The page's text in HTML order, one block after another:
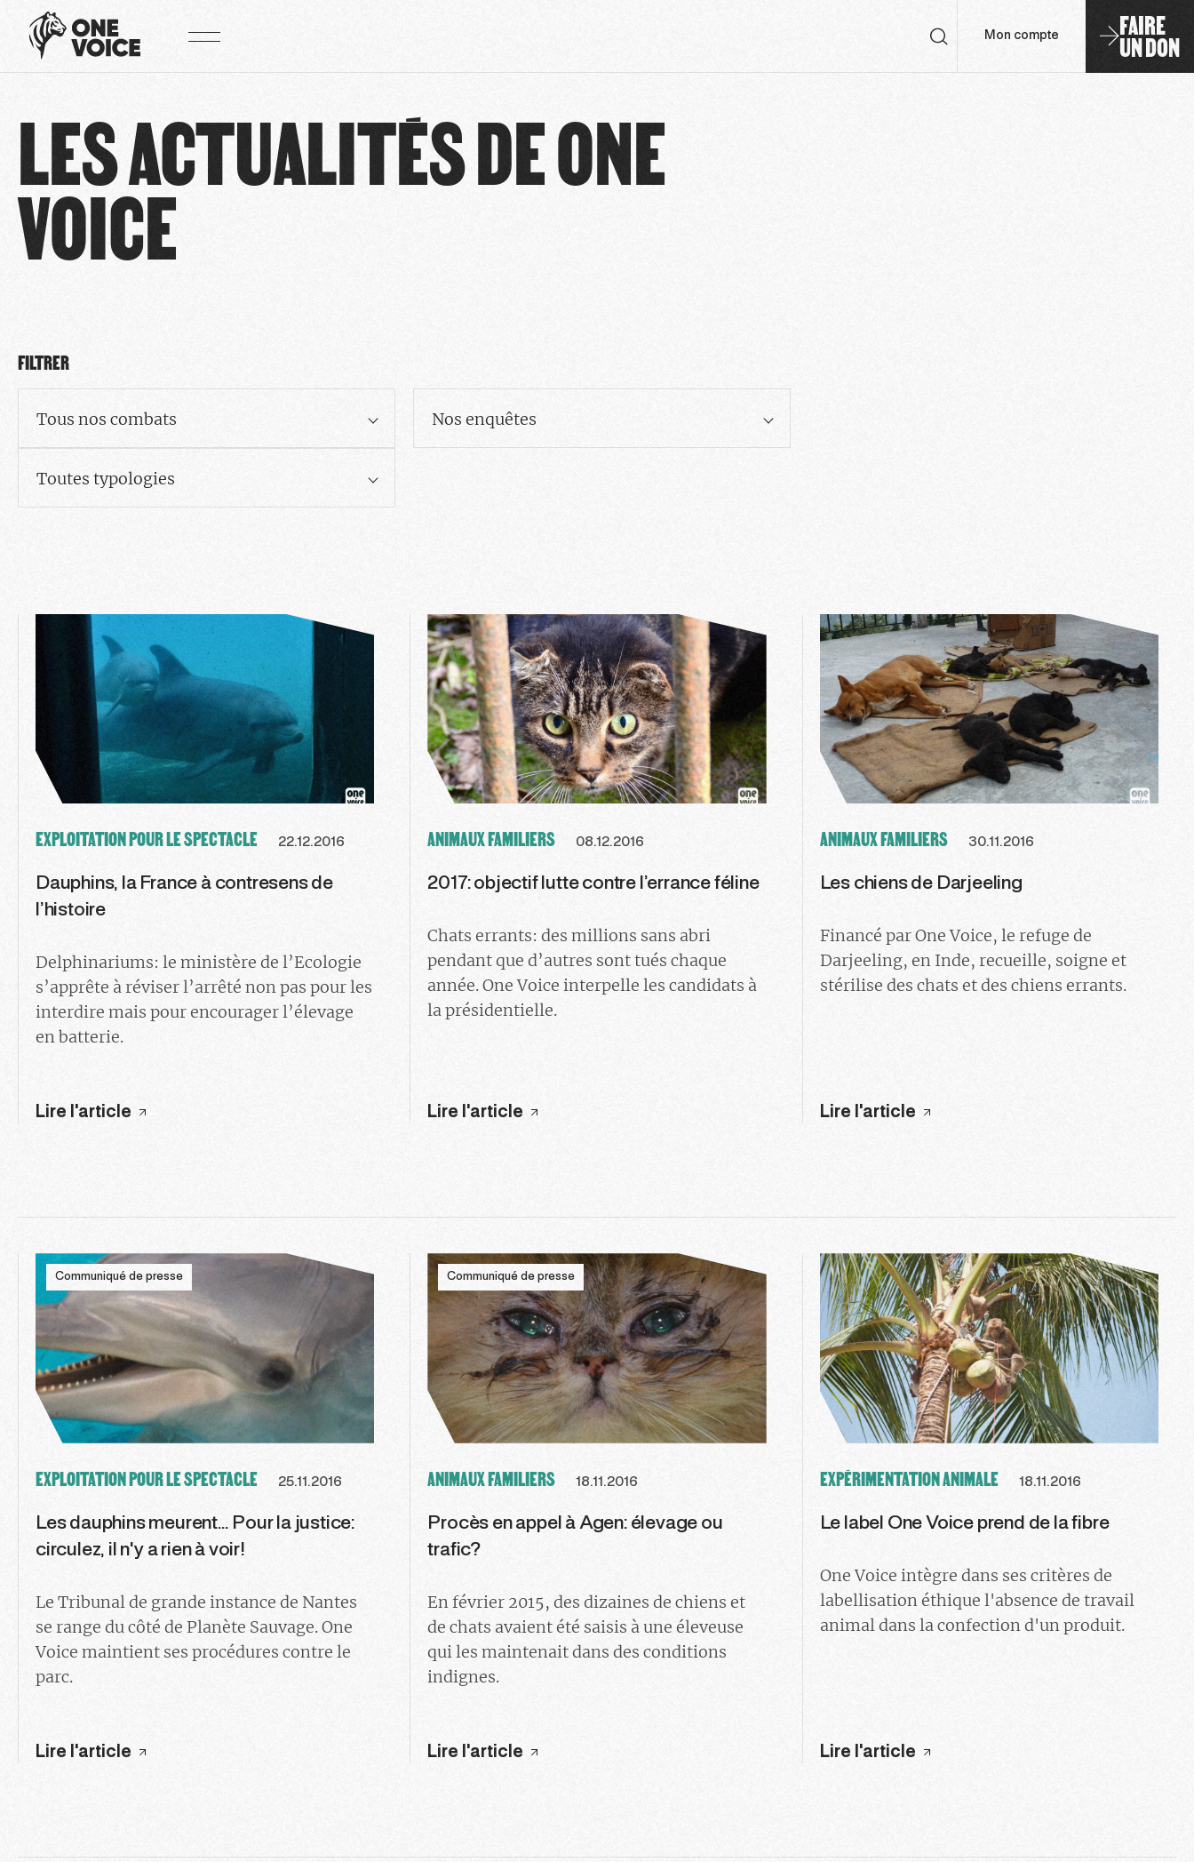
Mon compte FAIRE
UN DON
LES ACTUALITÉS DE ONE
VOICE
FILTRER
Tous nos combats Nos enquêtes
Toutes typologies
EXPLOITATION POUR LE SPECTACLE 22.12.2016
Dauphins, la France à contresens de
l’histoire
Delphinariums: le ministère de l’Ecologie
s’apprête à réviser l’arrêté non pas pour les
interdire mais pour encourager l’élevage
en batterie.
Lire l'article
ANIMAUX FAMILIERS 08.12.2016
2017: objectif lutte contre l’errance féline
Chats errants: des millions sans abri
pendant que d’autres sont tués chaque
année. One Voice interpelle les candidats à
la présidentielle.
Lire l'article
ANIMAUX FAMILIERS 30.11.2016
Les chiens de Darjeeling
Financé par One Voice, le refuge de
Darjeeling, en Inde, recueille, soigne et
stérilise des chats et des chiens errants.
Lire l'article
Communiqué de presse
EXPLOITATION POUR LE SPECTACLE 25.11.2016
Les dauphins meurent... Pour la justice:
circulez, il n'y a rien à voir!
Le Tribunal de grande instance de Nantes
se range du côté de Planète Sauvage. One
Voice maintient ses procédures contre le
parc.
Lire l'article
Communiqué de presse
ANIMAUX FAMILIERS 18.11.2016
Procès en appel à Agen: élevage ou
trafic?
En février 2015, des dizaines de chiens et
de chats avaient été saisis à une éleveuse
qui les maintenait dans des conditions
indignes.
Lire l'article
EXPÉRIMENTATION ANIMALE 18.11.2016
Le label One Voice prend de la fibre
One Voice intègre dans ses critères de
labellisation éthique l'absence de travail
animal dans la confection d'un produit.
Lire l'article